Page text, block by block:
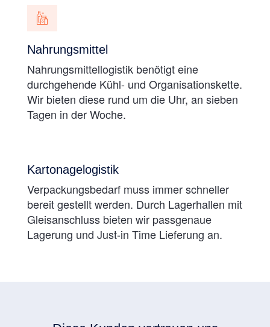
Nahrungsmittel
Nahrungsmittellogistik benötigt eine
durchgehende Kühl- und Organisationskette.
Wir bieten diese rund um die Uhr, an sieben
Tagen in der Woche.
Kartonagelogistik
Verpackungsbedarf muss immer schneller
bereit gestellt werden. Durch Lagerhallen mit
Gleisanschluss bieten wir passgenaue
Lagerung und Just-in Time Lieferung an.